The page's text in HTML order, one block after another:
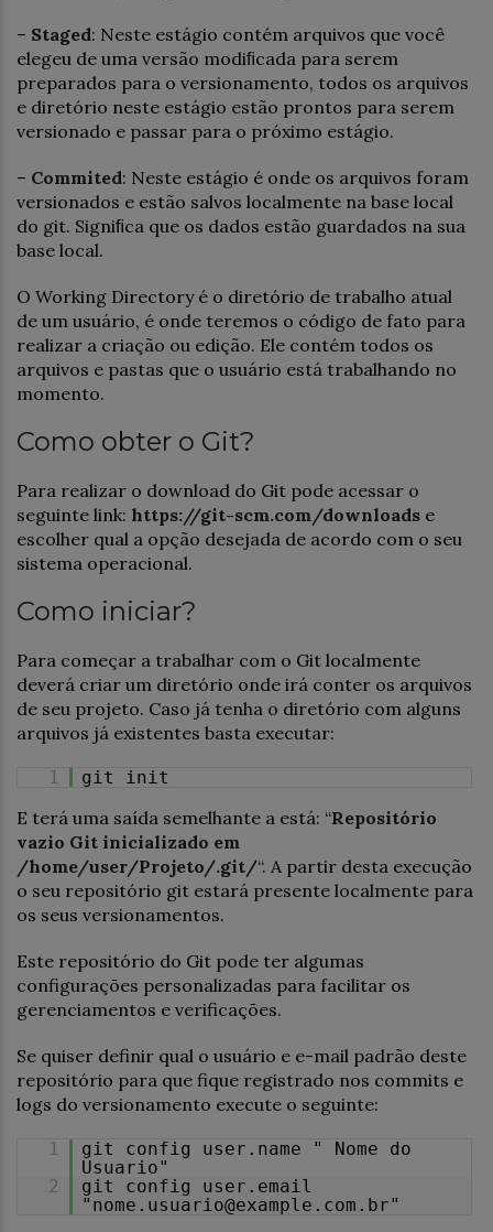
– Staged: Neste estágio contém arquivos que você
elegeu de uma versão modiﬁcada para serem
preparados para o versionamento, todos os arquivos
e diretório neste estágio estão prontos para serem
versionado e passar para o próximo estágio.
– Commited: Neste estágio é onde os arquivos foram
versionados e estão salvos localmente na base local
do git. Signiﬁca que os dados estão guardados na sua
base local.
O Working Directory é o diretório de trabalho atual
de um usuário, é onde teremos o código de fato para
realizar a criação ou edição. Ele contém todos os
arquivos e pastas que o usuário está trabalhando no
momento.
Como obter o Git?
Para realizar o download do Git pode acessar o
seguinte link: https://git-scm.com/downloads e
escolher qual a opção desejada de acordo com o seu
sistema operacional.
Como iniciar?
Para começar a trabalhar com o Git localmente
deverá criar um diretório onde irá conter os arquivos
de seu projeto. Caso já tenha o diretório com alguns
arquivos já existentes basta executar:
1 git init
E terá uma saída semelhante a está: “Repositório
vazio Git inicializado em
/home/user/Projeto/.git/“. A partir desta execução
o seu repositório git estará presente localmente para
os seus versionamentos.
Este repositório do Git pode ter algumas
configurações personalizadas para facilitar os
gerenciamentos e verificações.
Se quiser definir qual o usuário e e-mail padrão deste
repositório para que fique registrado nos commits e
logs do versionamento execute o seguinte:
1
git config user.name " Nome do
Usuario"
2
git config user.email
"nome.usuario@example.com.br"